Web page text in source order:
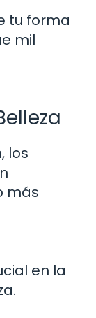
tu forma
mil
los
más
en la